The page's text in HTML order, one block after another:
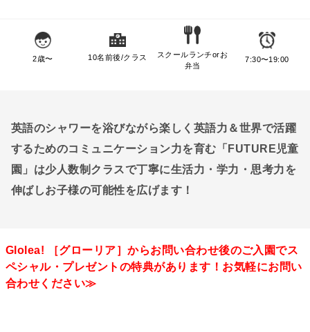
2歳〜 10名前後/クラス
スクールランチorお
弁当
7:30〜19:00
英語のシャワーを浴びながら楽しく英語力＆世界で活躍
するためのコミュニケーション力を育む「FUTURE児童
園」は少人数制クラスで丁寧に生活力・学力・思考力を
伸ばしお子様の可能性を広げます！
Glolea! ［グローリア］からお問い合わせ後のご入園でス
ペシャル・プレゼントの特典があります！お気軽にお問い
合わせください≫